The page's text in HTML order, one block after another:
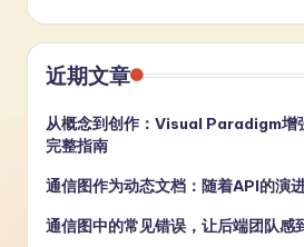
近期文章
从概念到创作：Visual Paradigm增
完整指南
通信图作为动态文档：随着API的演
通信图中的常见错误，让后端团队感